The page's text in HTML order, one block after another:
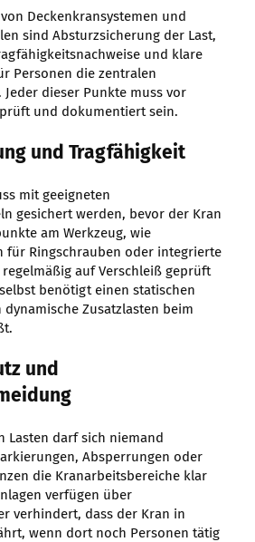
Deckenkransystemen und
sind Absturzsicherung der Last,
und klare
Personen die zentralen
Jeder dieser Punkte muss vor
und dokumentiert sein.
und Tragfähigkeit
mit geeigneten
gesichert werden, bevor der Kran
am Werkzeug, wie
für Ringschrauben oder integrierte
regelmäßig auf Verschleiß geprüft
benötigt einen statischen
dynamische Zusatzlasten beim
und
Lasten darf sich niemand
Absperrungen oder
die Kranarbeitsbereiche klar
verfügen über
verhindert, dass der Kran in
wenn dort noch Personen tätig